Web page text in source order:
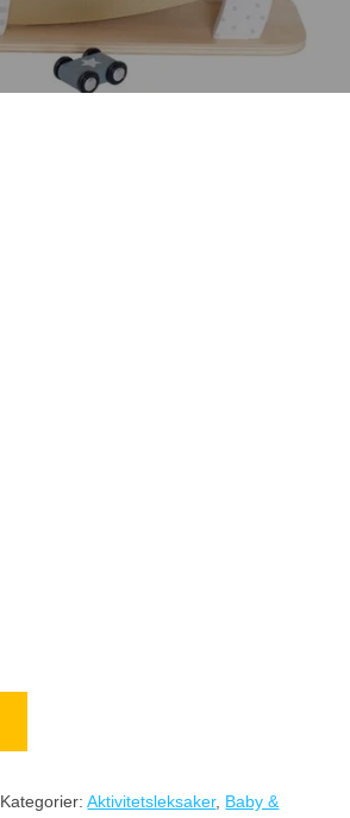
Kategorier:Aktivitetsleksaker, Baby &